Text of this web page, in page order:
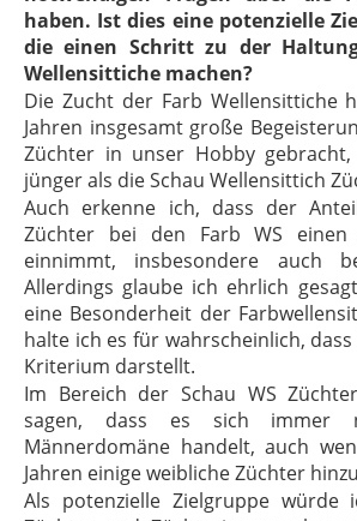
haben. Ist dies eine potenzielle
die einen Schritt zu der
Wellensittiche machen?
Die Zucht der Farb Wellensittiche
Jahren insgesamt große
Züchter in unser Hobby
jünger als die Schau Wellensittich
Auch erkenne ich, dass der
Züchter bei den Farb WS einen
einnimmt, insbesondere auch
Allerdings glaube ich ehrlich
eine Besonderheit der
halte ich es für wahrscheinlich,
Kriterium darstellt.
Im Bereich der Schau WS
sagen, dass es sich immer
Männerdomäne handelt, auch
Jahren einige weibliche Züchter
Als potenzielle Zielgruppe würde